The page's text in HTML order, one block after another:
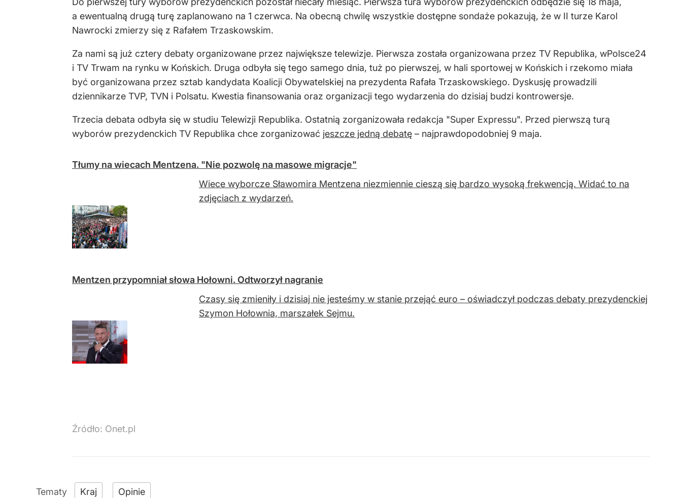
a ewentualną drugą turę zaplanowano na 1 czerwca. Na obecną chwilę wszystkie dostępne sondaże pokazują, że w II turze Karol
Nawrocki zmierzy się z Rafałem Trzaskowskim.
Za nami są już cztery debaty organizowane przez największe telewizje. Pierwsza została organizowana przez TV Republika, wPolsce24
i TV Trwam na rynku w Końskich. Druga odbyła się tego samego dnia, tuż po pierwszej, w hali sportowej w Końskich i rzekomo miała
być organizowana przez sztab kandydata Koalicji Obywatelskiej na prezydenta Rafała Trzaskowskiego. Dyskusję prowadzili
dziennikarze TVP, TVN i Polsatu. Kwestia finansowania oraz organizacji tego wydarzenia do dzisiaj budzi kontrowersje.
Trzecia debata odbyła się w studiu Telewizji Republika. Ostatnią zorganizowała redakcja "Super Expressu". Przed pierwszą turą
wyborów prezydenckich TV Republika chce zorganizować jeszcze jedną debatę – najprawdopodobniej 9 maja.
Tłumy na wiecach Mentzena. "Nie pozwolę na masowe migracje"
Wiece wyborcze Sławomira Mentzena niezmiennie cieszą się bardzo wysoką frekwencją. Widać to na
zdjęciach z wydarzeń.
Mentzen przypomniał słowa Hołowni. Odtworzył nagranie
Czasy się zmieniły i dzisiaj nie jesteśmy w stanie przejąć euro – oświadczył podczas debaty prezydenckiej
Szymon Hołownia, marszałek Sejmu.
Źródło: Onet.pl
Kraj Opinie